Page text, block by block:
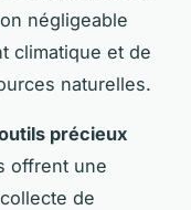
négligeable
climatique et de
naturelles.
précieux
offrent une
de